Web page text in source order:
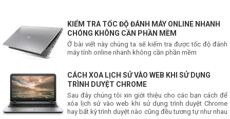
KIỂM TRA TỐC ĐỘ ĐÁNH MÁY ONLINE NHANH
CHÓNG KHÔNG CẦN PHẦN MỀM
Ở bài viết này chúng ta sẽ kiểm tra được tốc độ đánh
máy tính online nhanh không cần phần mềm
CÁCH XOA LỊCH SỬ VÀO WEB KHI SỬ DỤNG
TRÌNH DUYỆT CHROME
Sau đây chúng tôi xin giới thiệu cho các bạn cách để
xóa lịch sử vào web khi sử dụng trình duyệt Chrome
hay bất kỳ trình duyệt nào cũng đều tương tự như nhau